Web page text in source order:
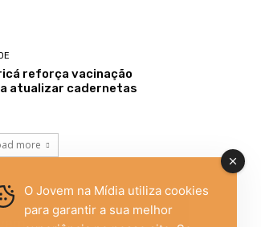
reforça vacinação
atualizar cadernetas
more
O Jovem na Mídia utiliza cookies
para garantir a sua melhor